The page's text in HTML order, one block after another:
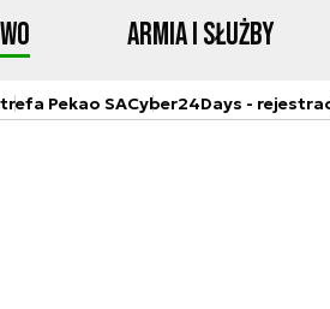
Armia i Służby
Pekao SACyber24Days -